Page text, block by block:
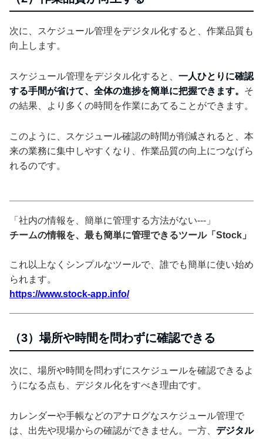
次に、スケジュール管理をデジタル化すると、作業品質も
向上します。
スケジュール管理をデジタル化すると、 一人ひとりに確認
する手間が省けて、全体の進捗を簡単に把握できます。 そ
の結果、より多くの時間を作業にあてることができます。
このように、スケジュール確認の時間が削減されると、本
来の業務に集中しやすくなり、作業品質の向上につなげら
れるのです。
「社内の情報を、簡単に管理する方法がない---」
チームの情報を、最も簡単に管理できるツール「Stock」
これ以上なくシンプルなツールで、誰でも簡単に使い始め
られます。
https://www.stock-app.info/
（3）場所や時間を問わずに確認できる
次に、場所や時間を問わずにスケジュールを確認できるよ
うになる点も、デジタル化をすべき理由です。
カレンダーや手帳などのアナログなスケジュール管理で
は、出先や現場からの確認ができません。一方、 デジタル